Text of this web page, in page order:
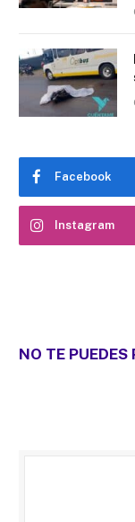
Facebook
Instagram
NO TE PUEDES